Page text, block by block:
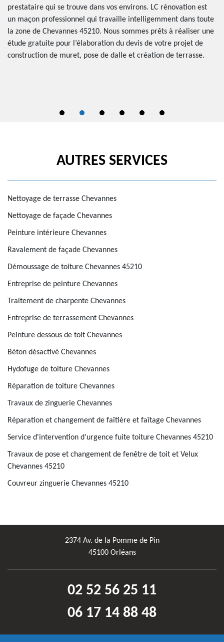
prestataire qui se trouve dans vos environs. LC rénovation est
un maçon professionnel qui travaille intelligemment dans toute
la zone de Chevannes 45210. Nous sommes prêts à réaliser une
étude gratuite pour l’élaboration du devis de votre projet de
construction de muret, pose de dalle et création de terrasse.
AUTRES SERVICES
Nettoyage de terrasse Chevannes
Nettoyage de façade Chevannes
Peinture intérieure Chevannes
Ravalement de façade Chevannes
Démoussage de toiture Chevannes 45210
Entreprise de peinture Chevannes
Traitement de charpente Chevannes
Entreprise de terrassement Chevannes
Peinture dessous de toit Chevannes
Béton désactivé Chevannes
Hydofuge de toiture Chevannes
Réparation de toiture Chevannes
Travaux de zinguerie Chevannes
Réparation et changement de faîtière et faîtage Chevannes
Service d'intervention d'urgence fuite toiture Chevannes 45210
Travaux de pose et changement de fenêtre de toit et Velux
Chevannes 45210
Couvreur zinguerie Chevannes 45210
2374 Av. de la Pomme de Pin
45100 Orléans
02 52 56 25 11
06 17 14 88 48